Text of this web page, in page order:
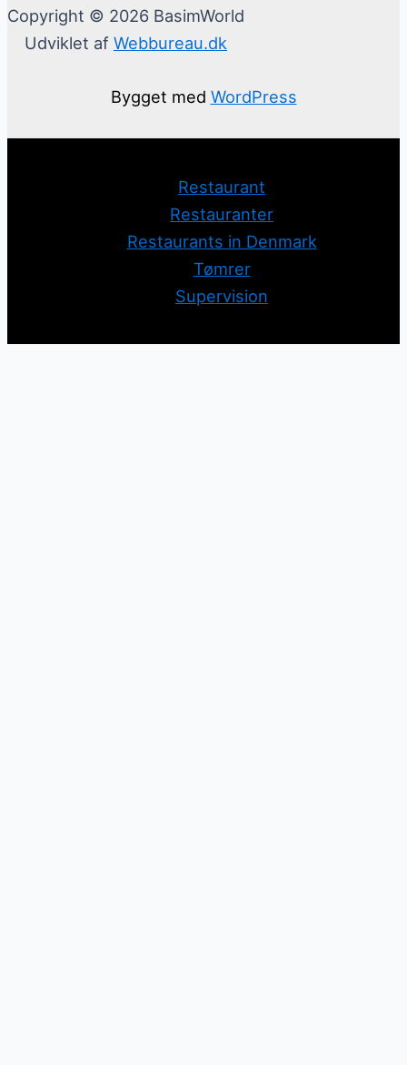
Copyright © 2026 BasimWorld
Udviklet af Webbureau.dk
Bygget med WordPress
Restaurant
Restauranter
Restaurants in Denmark
Tømrer
Supervision